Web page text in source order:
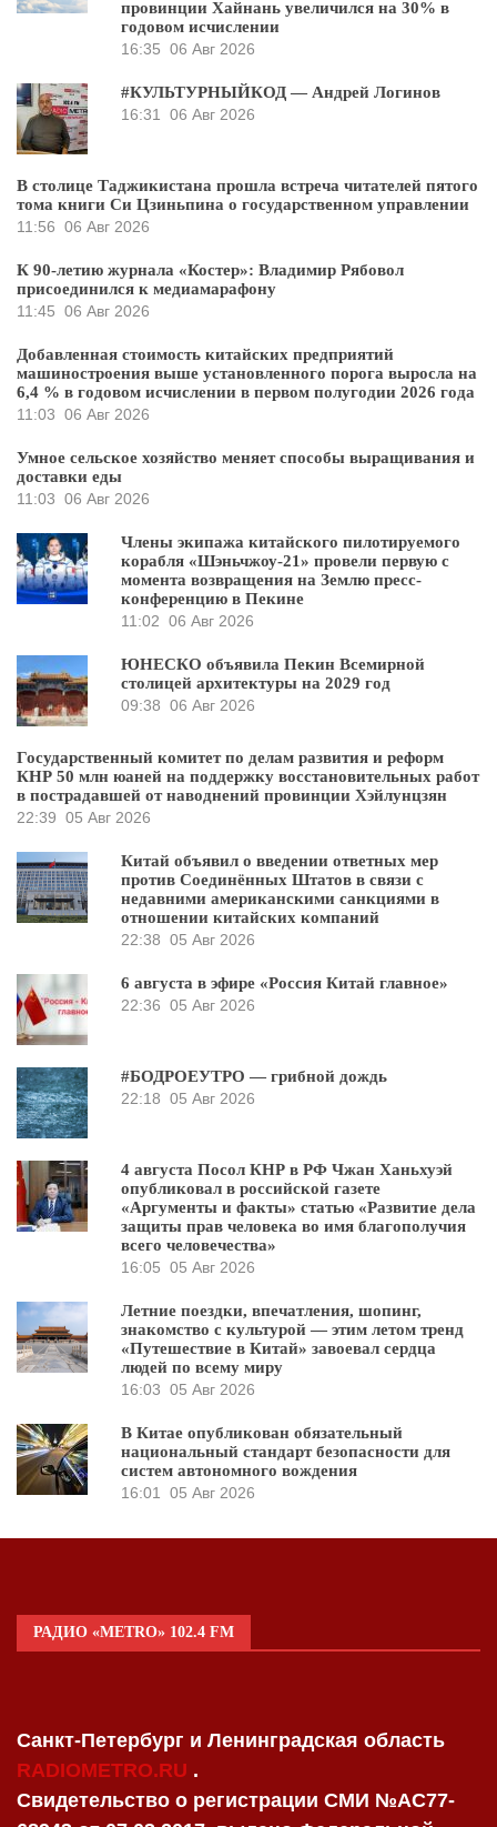
провинции Хайнань увеличился на 30% в
годовом исчислении
16:35 06 Авг 2026
#КУЛЬТУРНЫЙКОД — Андрей Логинов
16:31
06 Авг 2026
В столице Таджикистана прошла встреча читателей пятого
тома книги Си Цзиньпина о государственном управлении
11:56 06 Авг 2026
К 90-летию журнала «Костер»: Владимир Рябовол
присоединился к медиамарафону
11:45 06 Авг 2026
Добавленная стоимость китайских предприятий
машиностроения выше установленного порога выросла на
6,4 % в годовом исчислении в первом полугодии 2026 года
11:03 06 Авг 2026
Умное сельское хозяйство меняет способы выращивания и
доставки еды
11:03 06 Авг 2026
Члены экипажа китайского пилотируемого
корабля «Шэньчжоу-21» провели первую с
момента возвращения на Землю пресс-
конференцию в Пекине
11:02 06 Авг 2026
ЮНЕСКО объявила Пекин Всемирной
столицей архитектуры на 2029 год
09:38 06 Авг 2026
Государственный комитет по делам развития и реформ
КНР 50 млн юаней на поддержку восстановительных работ
в пострадавшей от наводнений провинции Хэйлунцзян
22:39 05 Авг 2026
Китай объявил о введении ответных мер
против Соединённых Штатов в связи с
недавними американскими санкциями в
отношении китайских компаний
22:38 05 Авг 2026
6 августа в эфире «Россия Китай главное»
22:36 05 Авг 2026
#БОДРОЕУТРО — грибной дождь
22:18 05 Авг 2026
4 августа Посол КНР в РФ Чжан Ханьхуэй
опубликовал в российской газете
«Аргументы и факты» статью «Развитие дела
защиты прав человека во имя благополучия
всего человечества»
16:05 05 Авг 2026
Летние поездки, впечатления, шопинг,
знакомство с культурой — этим летом тренд
«Путешествие в Китай» завоевал сердца
людей по всему миру
16:03 05 Авг 2026
В Китае опубликован обязательный
национальный стандарт безопасности для
систем автономного вождения
16:01
05 Авг 2026
РАДИО «METRO» 102.4 FM
Санкт-Петербург и Ленинградская область
RADIOMETRO.RU .
Свидетельство о регистрации СМИ №AC77-